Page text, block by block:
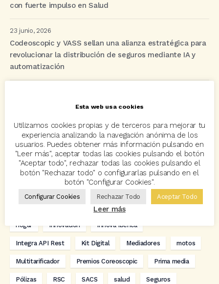
con fuerte impulso en Salud
23 junio, 2026
Codeoscopic y VASS sellan una alianza estratégica para
revolucionar la distribución de seguros mediante IA y
automatización
acuerdo Acuerdos Allianz asisa autos
Avant2 Avant2 Sales Manager ayudas Bcover
Carlos Rovira Codeoscopic Codeoscopic Academy
Decesos
Eventos formación
hogar Innovación Innova Ibérica
Integra API Rest Kit Digital Mediadores motos
Multitarificador Premios Coreoscopic Prima media
Pólizas RSC SACS salud Seguros
Esta web usa cookies
Utilizamos cookies propias y de terceros para mejorar tu
experiencia analizando la navegación anónima de los
usuarios. Puedes obtener más información pulsando en
"Leer más", aceptar todas las cookies pulsando el botón
"Aceptar todo", rechazar todas las cookies pulsando el
botón "Rechazar todo" o configurarlas pulsando en el
botón "Configurar Cookies".
Configurar Cookies Rechazar Todo Aceptar Todo
Leer más